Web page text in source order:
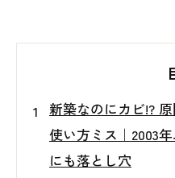
新築なのにカビ!?
使い方ミス｜2003
にも落とし穴